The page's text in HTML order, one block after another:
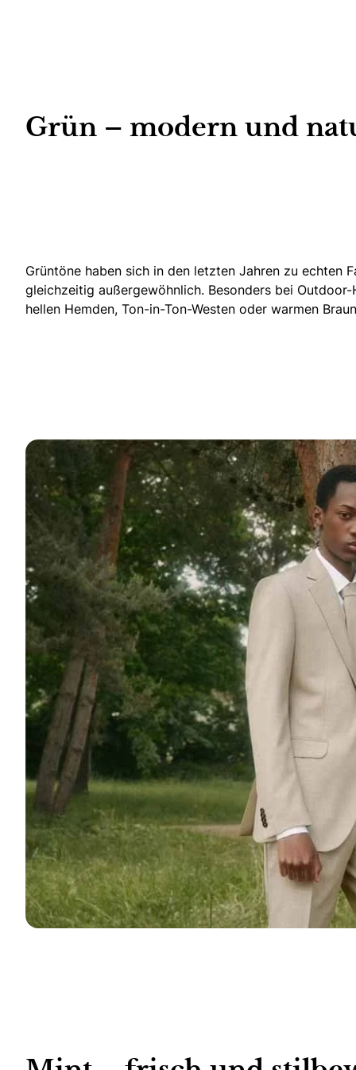
Grün – modern und
Grüntöne haben sich in den letzten Jahren zu echten
gleichzeitig außergewöhnlich. Besonders bei
hellen Hemden, Ton-in-Ton-Westen oder warmen